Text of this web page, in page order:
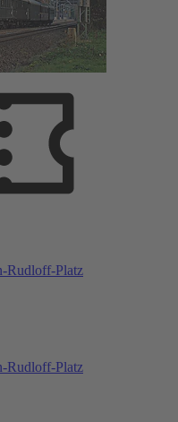
Rudloff-Platz
Rudloff-Platz